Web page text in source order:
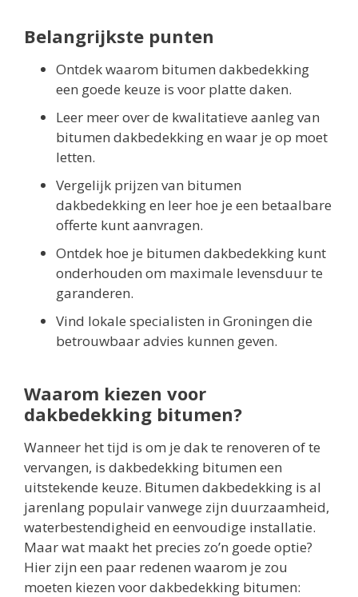
Belangrijkste punten
Ontdek waarom bitumen dakbedekking
een goede keuze is voor platte daken.
Leer meer over de kwalitatieve aanleg van
bitumen dakbedekking en waar je op moet
letten.
Vergelijk prijzen van bitumen
dakbedekking en leer hoe je een betaalbare
offerte kunt aanvragen.
Ontdek hoe je bitumen dakbedekking kunt
onderhouden om maximale levensduur te
garanderen.
Vind lokale specialisten in Groningen die
betrouwbaar advies kunnen geven.
Waarom kiezen voor
dakbedekking bitumen?
Wanneer het tijd is om je dak te renoveren of te
vervangen, is dakbedekking bitumen een
uitstekende keuze. Bitumen dakbedekking is al
jarenlang populair vanwege zijn duurzaamheid,
waterbestendigheid en eenvoudige installatie.
Maar wat maakt het precies zo’n goede optie?
Hier zijn een paar redenen waarom je zou
moeten kiezen voor dakbedekking bitumen: